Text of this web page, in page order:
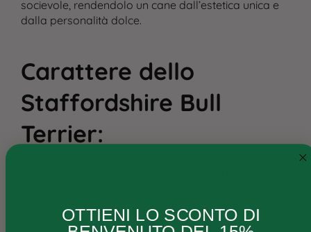
Cane
Gatto
Consigli
socievole, rendendolo un cane dall’estetica unica e
dalla personalità dolce.
Carattere dello
Staffordshire Bull
Terrier:
famiglia, dimostrandosi particolarmente protettivo e
OTTIENI LO SCONTO DI